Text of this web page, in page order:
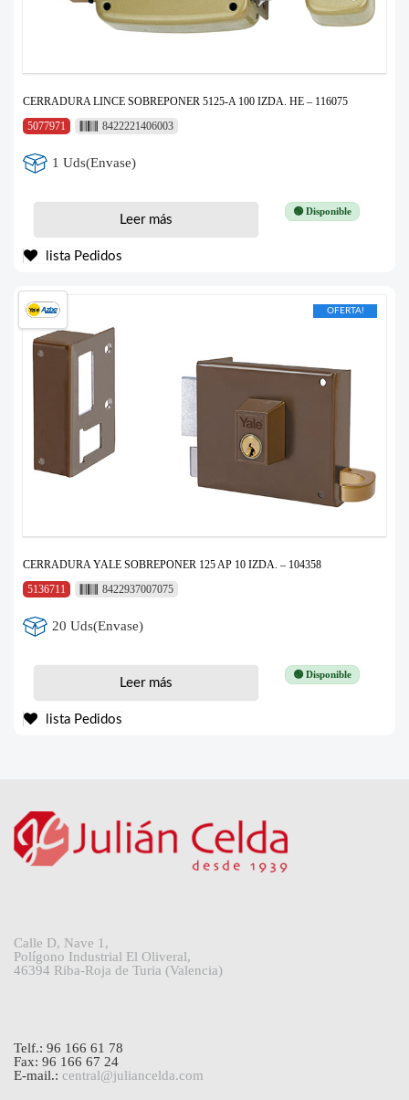
CERRADURA LINCE SOBREPONER 5125-A 100 IZDA. HE – 116075
5077971
8422221406003
1 Uds(Envase)
🟢 Disponible
Leer más
lista Pedidos
OFERTA!
CERRADURA YALE SOBREPONER 125 AP 10 IZDA. – 104358
5136711
8422937007075
20 Uds(Envase)
🟢 Disponible
Leer más
lista Pedidos
Calle D, Nave 1,
Polígono Industrial El Oliveral,
46394 Riba-Roja de Turia (Valencia)
Telf.: 96 166 61 78
Fax: 96 166 67 24
E-mail.: central@juliancelda.com